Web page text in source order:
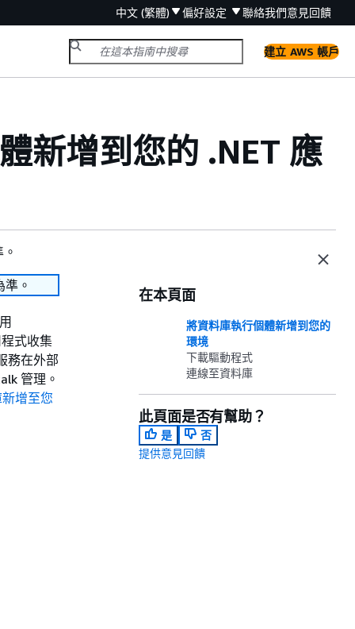
中文 (繁體) 偏好設定 聯絡我們意見回饋
建立 AWS 帳戶
新增到您的 .NET 應
。
式收集
務在外部
管理。
增至您
在本頁面
將資料庫執行個體新增到您的
環境
下載驅動程式
連線至資料庫
此頁面是否有幫助？
是
否
提供意見回饋